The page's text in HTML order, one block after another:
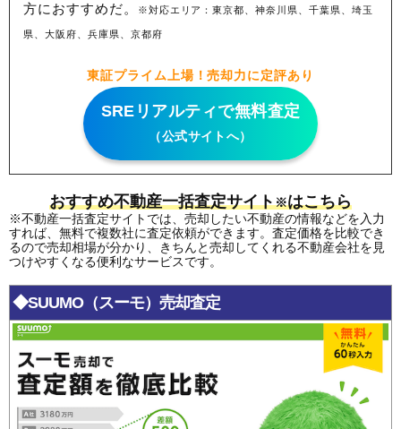
方におすすめだ。
※対応エリア：東京都、神奈川県、千葉県、埼玉
県、大阪府、兵庫県、京都府
東証プライム上場！売却力に定評あり
SREリアルティで無料査定
（公式サイトへ）
おすすめ不動産一括査定サイト※はこちら
※不動産一括査定サイトでは、売却したい不動産の情報などを入力
すれば、無料で複数社に査定依頼ができます。査定価格を比較でき
るので売却相場が分かり、きちんと売却してくれる不動産会社を見
つけやすくなる便利なサービスです。
◆SUUMO（スーモ）売却査定